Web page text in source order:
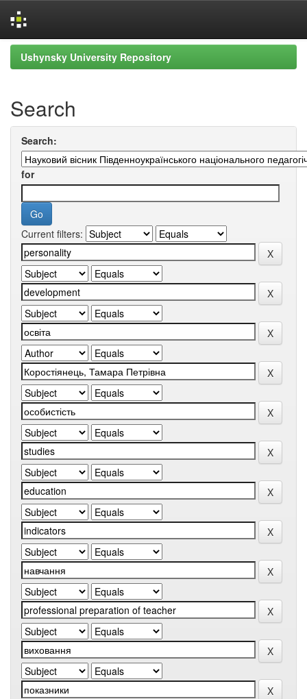
Skip
navigation
Ushynsky University Repository
Search
Search:
for
Current filters: